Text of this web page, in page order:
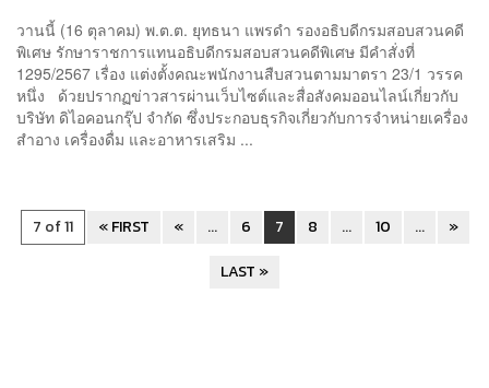
วานนี้ (16 ตุลาคม) พ.ต.ต. ยุทธนา แพรดำ รองอธิบดีกรมสอบสวนคดี
พิเศษ รักษาราชการแทนอธิบดีกรมสอบสวนคดีพิเศษ มีคำสั่งที่
1295/2567 เรื่อง แต่งตั้งคณะพนักงานสืบสวนตามมาตรา 23/1 วรรค
หนึ่ง ด้วยปรากฏข่าวสารผ่านเว็บไซต์และสื่อสังคมออนไลน์เกี่ยวกับ
บริษัท ดิไอคอนกรุ๊ป จำกัด ซึ่งประกอบธุรกิจเกี่ยวกับการจำหน่ายเครื่อง
สำอาง เครื่องดื่ม และอาหารเสริม ...
7 of 11 « FIRST « ... 6 7 8 ... 10 ...
»
LAST »